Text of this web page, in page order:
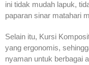
ini tidak mudah lapuk,
paparan sinar matahari
Selain itu, Kursi
yang ergonomis,
nyaman untuk berbagai